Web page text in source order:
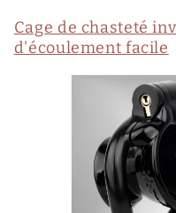
Cage de chasteté
d'écoulement facile